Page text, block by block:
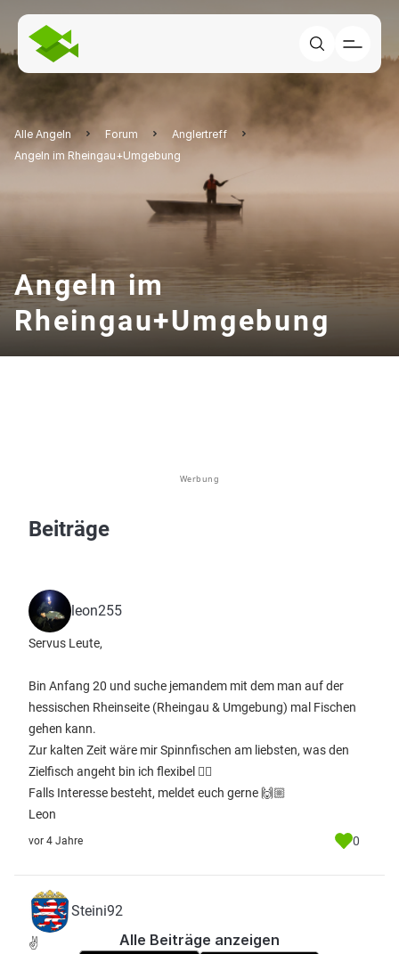
Alle Angeln Forum
Anglertreff
Angeln im Rheingau+Umgebung
Angeln im
Rheingau+Umgebung
Werbung
Beiträge
leon255
Servus Leute,
Bin Anfang 20 und suche jemandem mit dem man auf der
hessischen Rheinseite (Rheingau & Umgebung) mal Fischen
gehen kann.
Zur kalten Zeit wäre mir Spinnfischen am liebsten, was den
Zielfisch angeht bin ich flexibel ✌🏻
Falls Interesse besteht, meldet euch gerne 🙌🏼
Leon
vor 4 Jahre 0
Steini92
✌️ Alle Beiträge anzeigen